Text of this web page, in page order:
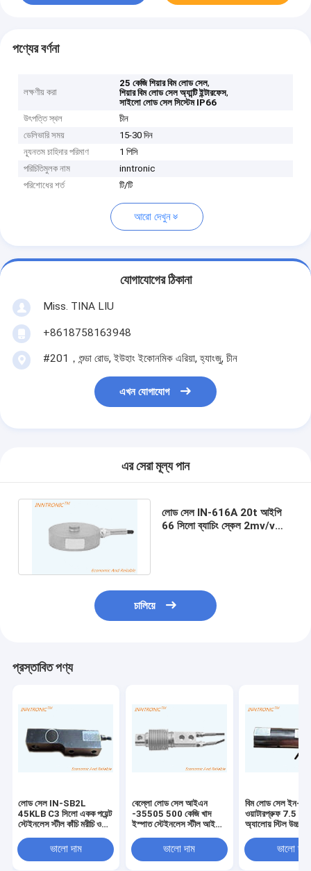
পণ্যের বর্ণনা
লক্ষণীয় করা
25 কেজি শিয়ার বিম লোড সেল,
শিয়ার বিম লোড সেল অ্যান্টি ইন্টারফেস,
সাইলো লোড সেল সিস্টেম IP66
উৎপত্তি স্থল
চীন
ডেলিভারি সময়
15-30 দিন
ন্যূনতম চাহিদার পরিমাণ
1 পিসি
পরিচিতিমুলক নাম
inntronic
পরিশোধের শর্ত
টি/টি
আরো দেখুন
যোগাযোগের ঠিকানা
Miss. TINA LIU
+8618758163948
#201，শুন্ডা রোড, ইউহাং ইকোনমিক এরিয়া, হ্যাংজু, চীন
এখন যোগাযোগ
এর সেরা মূল্য পান
লোড সেল IN-616A 20t আইপি
66 সিলো ব্যাচিং স্কেল 2mv/v
চালিয়ে
প্রস্তাবিত পণ্য
লোড সেল IN-SB2L
45KLB C3 সিলো একক পয়েন্ট
স্টেইনলেস স্টীল কাঁচি মরীচি ওজন
2mv / v ভালো দাম
বেল্লো লোড সেল আইএন
-35505 500 কেজি খাদ
ইস্পাত স্টেইনলেস স্টীল আইপি
ওজন ফোর্স সেন্সর সিলো 2mv /
v এর জন্য
ভালো দাম
বিম লোড সেল ইন-
ওয়াটারপ্রুফ 7.5
অ্যালোয় স্টিল উচ্চ
ব্যাচিং স্কেল আইপি
ভালো দাম